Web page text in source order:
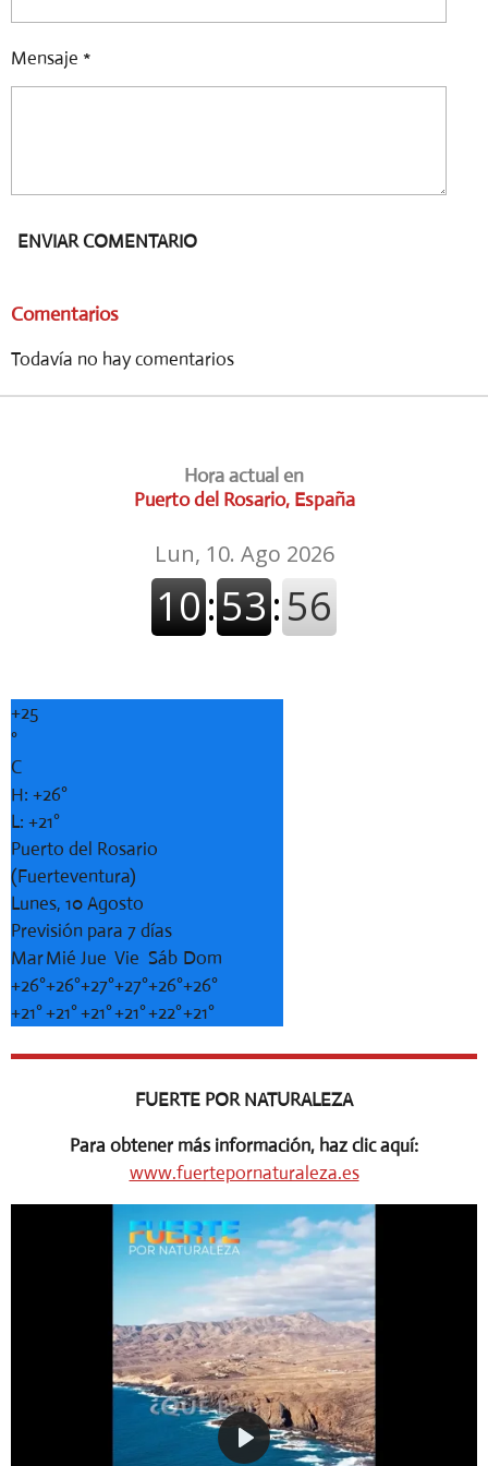
Mensaje *
ENVIAR COMENTARIO
Comentarios
Todavía no hay comentarios
Hora actual en
Puerto del Rosario, España
+25
°
C
H: +26°
L: +21°
Puerto del Rosario
(Fuerteventura)
Lunes, 10 Agosto
Previsión para 7 días
MarMié Jue Vie Sáb Dom
+26°+26°+27°+27°+26°+26°
+21°+21°+21°+21°+22°+21°
FUERTE POR NATURALEZA
Para obtener más información, haz clic aquí:
www.fuertepornaturaleza.es